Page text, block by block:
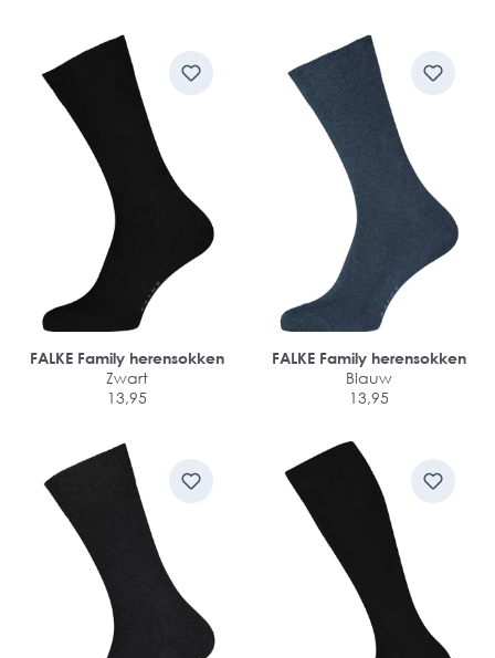
FALKE Family herensokken
Zwart
13,95
FALKE Family herensokken
Blauw
13,95